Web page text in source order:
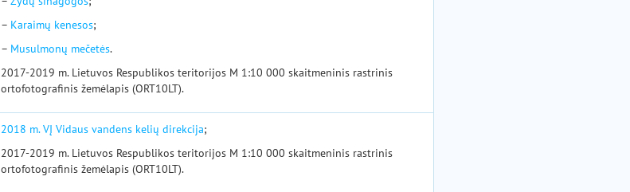
– Karaimų kenesos;
– Musulmonų mečetės.
2017-2019 m. Lietuvos Respublikos teritorijos M 1:10 000 skaitmeninis rastrinis
ortofotografinis žemėlapis (ORT10LT).
2018 m. VĮ Vidaus vandens kelių direkcija;
2017-2019 m. Lietuvos Respublikos teritorijos M 1:10 000 skaitmeninis rastrinis
ortofotografinis žemėlapis (ORT10LT).